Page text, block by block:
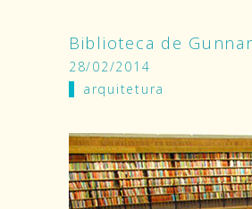
Biblioteca de
28/02/2014
arquitetura